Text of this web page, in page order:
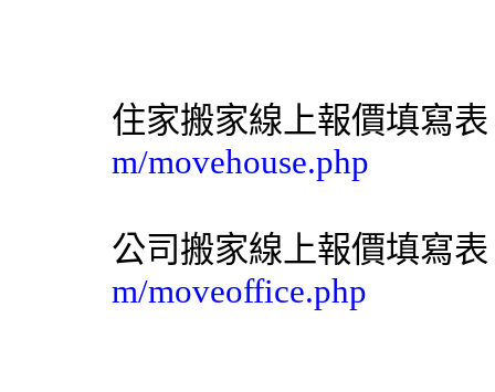
住家搬家線上報價填寫
m/movehouse.php
公司搬家線上報價填寫
m/moveoffice.php